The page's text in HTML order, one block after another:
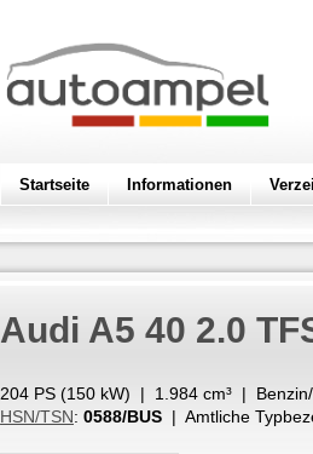
Startseite Informationen
Audi A5 40 2.0
204 PS (150 kW) | 1.984 cm³ |
HSN/TSN: 0588/BUS | Amtliche